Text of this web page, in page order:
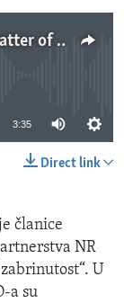
PRC's Cooperation With Russia a Matter of Profound Concern
3:35
Direct link
članice
NR
U
a su